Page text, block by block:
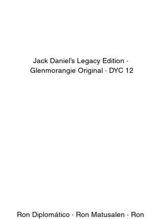
Jack Daniel’s Legacy Edition ·
Glenmorangie Original · DYC 12
Ron Diplomático · Ron Matusalen · Ron